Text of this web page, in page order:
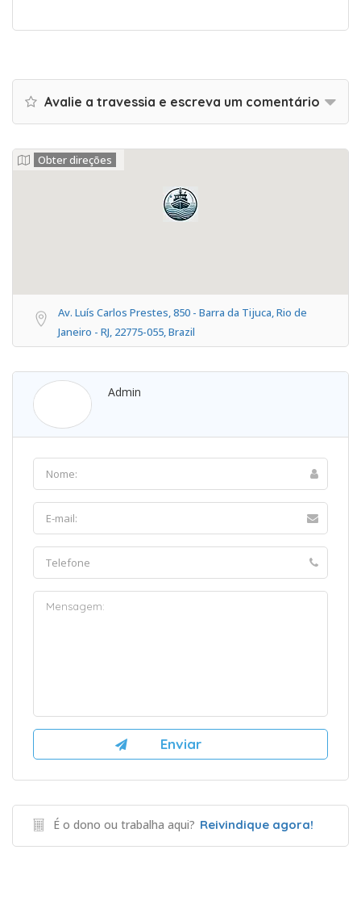
Avalie a travessia e escreva um comentário
Obter direções
Av. Luís Carlos Prestes, 850 - Barra da Tijuca, Rio de
Janeiro - RJ, 22775-055, Brazil
Admin
É o dono ou trabalha aqui? Reivindique agora!